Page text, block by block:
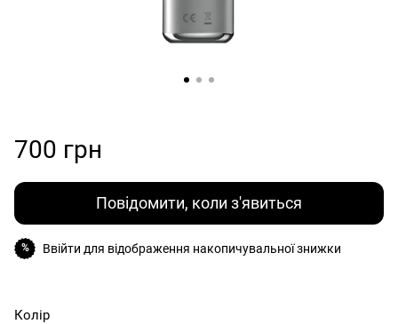
700 грн
Повідомити, коли з'явиться
% Ввійти для відображення накопичувальної знижки
Колір